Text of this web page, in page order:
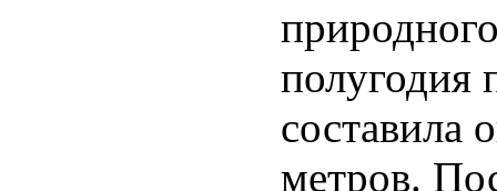
полугодия
составила
метров.